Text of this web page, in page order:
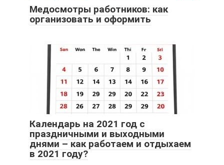
Медосмотры работников: как
организовать и оформить
Календарь на 2021 год с
праздничными и выходными
днями – как работаем и отдыхаем
в 2021 году?